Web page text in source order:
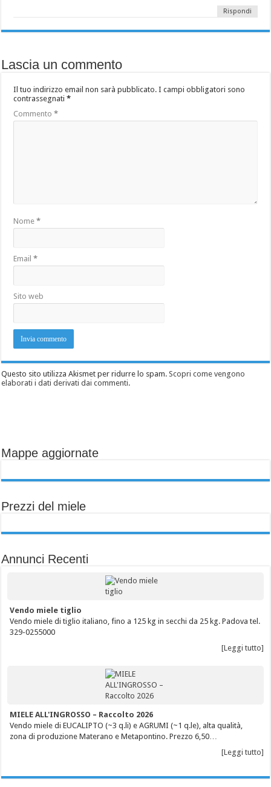
Rispondi
Lascia un commento
Il tuo indirizzo email non sarà pubblicato. I campi obbligatori sono
contrassegnati*
Commento*
Nome*
Email*
Sito web
Questo sito utilizza Akismet per ridurre lo spam.Scopri come vengono
elaborati i dati derivati dai commenti.
Mappe aggiornate
Prezzi del miele
Annunci Recenti
Vendo miele tiglio
Vendo miele di tiglio italiano, fino a 125 kg in secchi da 25 kg. Padova tel.
329-0255000
[Leggi tutto]
MIELE ALL'INGROSSO – Raccolto 2026
Vendo miele di EUCALIPTO (~3 q.li) e AGRUMI (~1 q.le), alta qualità,
zona di produzione Materano e Metapontino. Prezzo 6,50…
[Leggi tutto]